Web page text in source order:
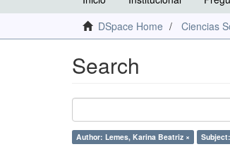
DSpace Home
Ciencias
Search
Author: Lemes, Karina Beatriz ×